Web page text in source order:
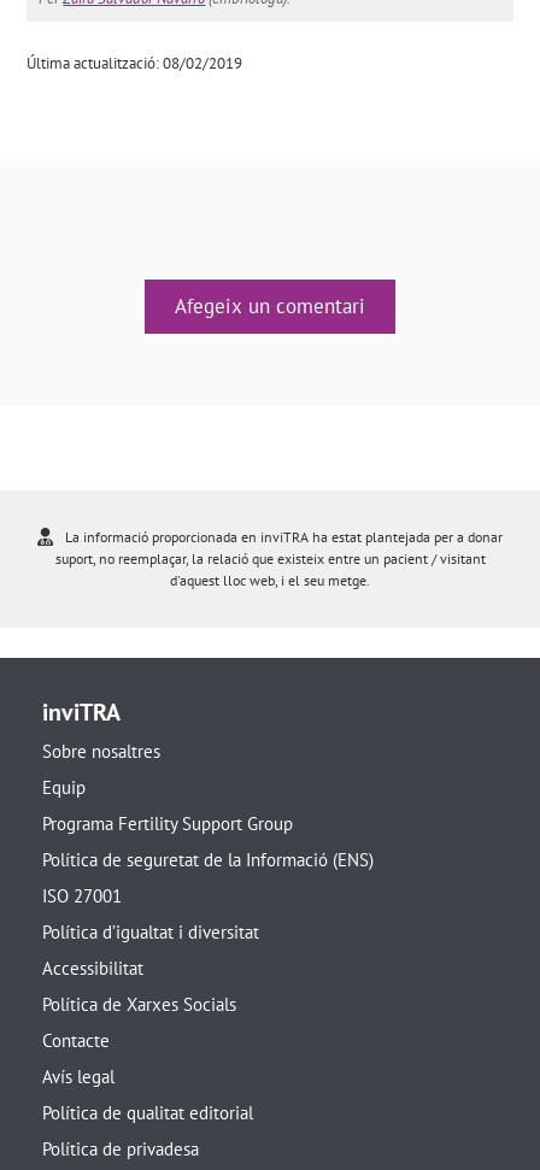
Última actualització: 08/02/2019
Afegeix un comentari
La informació proporcionada en inviTRA ha estat plantejada per a donar
suport, no reemplaçar, la relació que existeix entre un pacient / visitant
d'aquest lloc web, i el seu metge.
inviTRA
Sobre nosaltres
Equip
Programa Fertility Support Group
Política de seguretat de la Informació (ENS)
ISO 27001
Política d’igualtat i diversitat
Accessibilitat
Política de Xarxes Socials
Contacte
Avís legal
Política de qualitat editorial
Política de privadesa